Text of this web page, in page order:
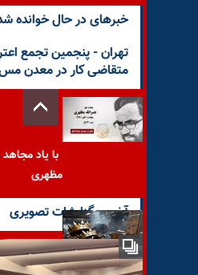
خبرهای در حال خوانده
تهران - پنجمین تجمع
متقاضی کار در معدن
با یاد
مظهری
روایت
آخرین گزارشات تصویری